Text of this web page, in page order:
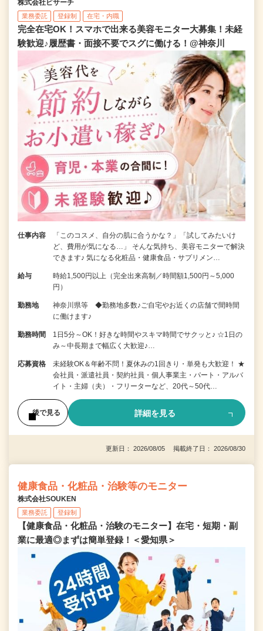
株式会社ビサーチ
業務委託 登録制 在宅・内職
完全在宅OK！スマホで出来る美容モニター大募集！未経
験歓迎♪履歴書・面接不要でスグに働ける！@神奈川
仕事内容
「このコスメ、自分の肌に合うかな？」「試してみたいけ
ど、費用が気になる…」 そんな気持ち、美容モニターで解決
できます♪ 気になる化粧品・健康食品・サプリメン…
給与
時給1,500円以上（完全出来高制／時間額1,500円～5,000
円）
勤務地
神奈川県等 ◆勤務地多数♪ご自宅やお近くの店舗で間時間
に働けます♪
勤務時間
1日5分～OK！好きな時間やスキマ時間でサクッと♪ ☆1日の
み～中長期まで幅広く大歓迎♪…
応募資格
未経験OK＆年齢不問！夏休みの1回きり・単発も大歓迎！ ★
会社員・派遣社員・契約社員・個人事業主・パート・アルバ
イト・主婦（夫）・フリーターなど、20代～50代…
後で見る 詳細を見る
更新日： 2026/08/05 掲載終了日： 2026/08/30
健康食品・化粧品・治験等のモニター
株式会社SOUKEN
業務委託 登録制
【健康食品・化粧品・治験のモニター】在宅・短期・副
業に最適◎まずは簡単登録！＜愛知県＞